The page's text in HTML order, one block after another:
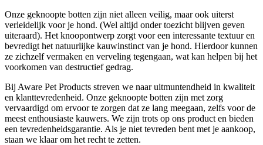
Onze geknoopte botten zijn niet alleen veilig, maar ook uiterst
verleidelijk voor je hond. (Wel altijd onder toezicht blijven geven
uiteraard). Het knoopontwerp zorgt voor een interessante textuur en
bevredigt het natuurlijke kauwinstinct van je hond. Hierdoor kunnen
ze zichzelf vermaken en verveling tegengaan, wat kan helpen bij het
voorkomen van destructief gedrag.
Bij Aware Pet Products streven we naar uitmuntendheid in kwaliteit
en klanttevredenheid. Onze geknoopte botten zijn met zorg
vervaardigd om ervoor te zorgen dat ze lang meegaan, zelfs voor de
meest enthousiaste kauwers. We zijn trots op ons product en bieden
een tevredenheidsgarantie. Als je niet tevreden bent met je aankoop,
staan we klaar om het recht te zetten.